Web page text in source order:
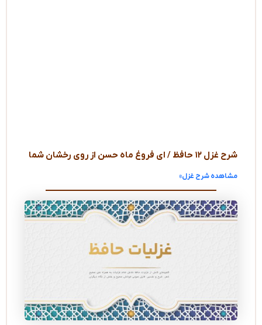
شرح غزل ۱۲ حافظ / ای فروغ ماه حسن از روی رخشان شما
مشاهده شرح غزل»